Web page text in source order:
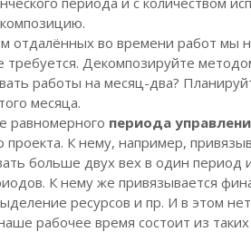
отдалённых во времени работ мы
требуется. Декомпозируйте
работы на месяц-два?
месяца.
равномерного периода
проекта. К нему, например,
больше двух вех в один период
К нему же привязывается
ресурсов и пр. И в этом
рабочее время состоит из